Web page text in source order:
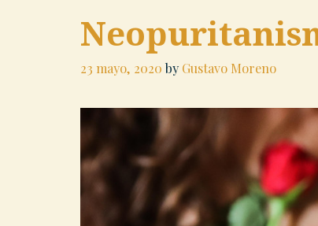
23 mayo, 2020 by Gustavo Moreno